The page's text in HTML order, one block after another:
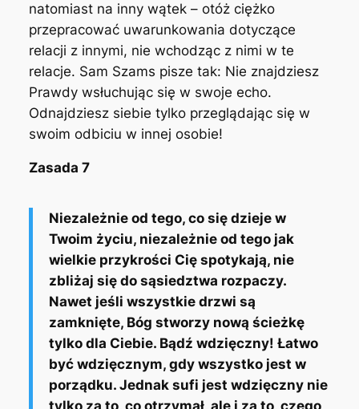
natomiast na inny wątek – otóż ciężko
przepracować uwarunkowania dotyczące
relacji z innymi, nie wchodząc z nimi w te
relacje. Sam Szams pisze tak: Nie znajdziesz
Prawdy wsłuchując się w swoje echo.
Odnajdziesz siebie tylko przeglądając się w
swoim odbiciu w innej osobie!
Zasada 7
Niezależnie od tego, co się dzieje w
Twoim życiu, niezależnie od tego jak
wielkie przykrości Cię spotykają, nie
zbliżaj się do sąsiedztwa rozpaczy.
Nawet jeśli wszystkie drzwi są
zamknięte, Bóg stworzy nową ścieżkę
tylko dla Ciebie. Bądź wdzięczny! Łatwo
być wdzięcznym, gdy wszystko jest w
porządku. Jednak sufi jest wdzięczny nie